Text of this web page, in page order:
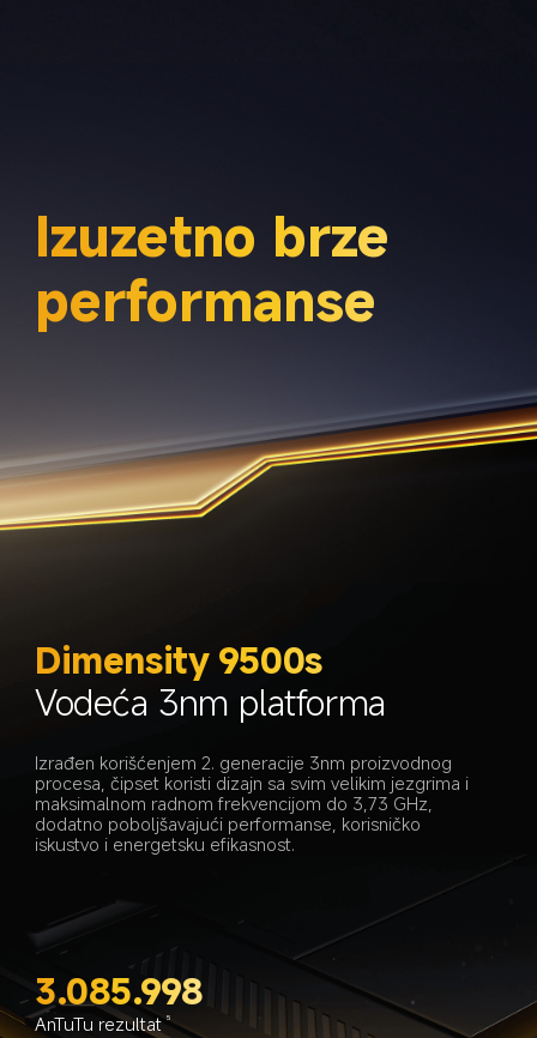
Izuzetno brze
performanse
Dimensity 9500s
Vodeća 3nm platforma
Izrađen korišćenjem 2. generacije 3nm proizvodnog
procesa, čipset koristi dizajn sa svim velikim jezgrima i
maksimalnom radnom frekvencijom do 3,73 GHz,
dodatno poboljšavajući performanse, korisničko
iskustvo i energetsku efikasnost.
3.085.998
AnTuTu rezultat 5